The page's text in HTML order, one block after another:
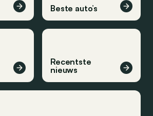
Beste auto’s
Recentste
nieuws